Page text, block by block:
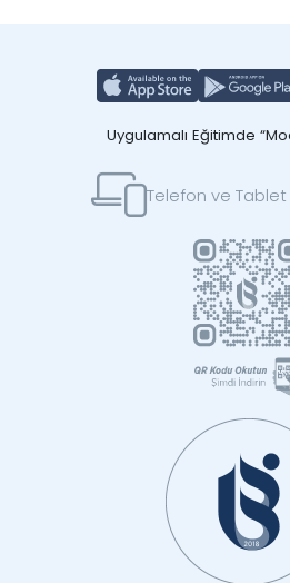
Uygulamalı Eğitimde
Telefon ve